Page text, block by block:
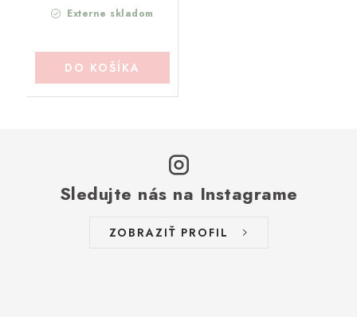
Externe skladom
DO KOŠÍKA
Sledujte nás na Instagrame
ZOBRAZIŤ PROFIL